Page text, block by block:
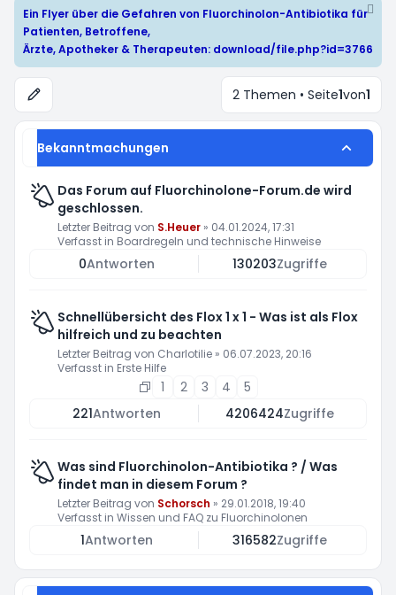
Ein Flyer über die Gefahren von Fluorchinolon-Antibiotika für
Patienten, Betroffene,
Ärzte, Apotheker & Therapeuten: download/file.php?id=3766
2 Themen • Seite1von1
Bekanntmachungen
Das Forum auf Fluorchinolone-Forum.de wird
geschlossen.
Letzter Beitrag von S.Heuer » 04.01.2024, 17:31
Verfasst in Boardregeln und technische Hinweise
0Antworten 130203Zugriffe
Schnellübersicht des Flox 1 x 1 - Was ist als Flox
hilfreich und zu beachten
Letzter Beitrag von Charlotilie » 06.07.2023, 20:16
Verfasst in Erste Hilfe
1 2 3 4
5
221Antworten 4206424Zugriffe
Was sind Fluorchinolon-Antibiotika ? / Was
findet man in diesem Forum ?
Letzter Beitrag von Schorsch » 29.01.2018, 19:40
Verfasst in Wissen und FAQ zu Fluorchinolonen
1Antworten 316582Zugriffe